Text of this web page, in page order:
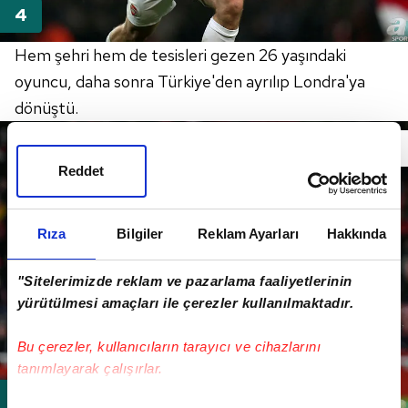
Rıza Bilgiler Reklam Ayarları Hakkında
"Sitelerimizde reklam ve pazarlama faaliyetlerinin
yürütülmesi amaçları ile çerezler kullanılmaktadır.
Bu çerezler, kullanıcıların tarayıcı ve cihazlarını
tanımlayarak çalışırlar.
Reddet
Hem şehri hem de tesisleri gezen 26 yaşındaki
oyuncu, daha sonra Türkiye'den ayrılıp Londra'ya
dönüştü.